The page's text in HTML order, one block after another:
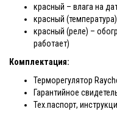
красный – влага на
красный
красный (реле) –
работает)
Комплектация:
Терморегулятор
Гарантийное
Тех.паспорт,